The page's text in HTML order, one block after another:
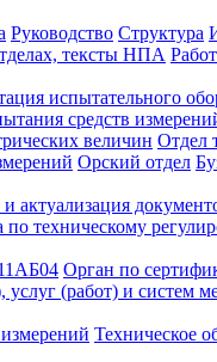
Руководство Структура
тексты НПА
испытательного
средств
величин Отдел
Орский отдел
актуализация
техническому
Орган по
(работ) и систем
Техническое